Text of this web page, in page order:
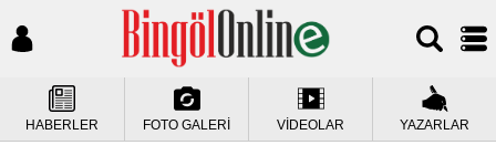
HABERLER FOTO GALERİ VİDEOLAR YAZARLAR